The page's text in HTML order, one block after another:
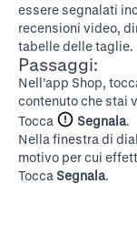
essere segnalati
recensioni video,
tabelle delle taglie.
Passaggi:
Nell’app Shop,
contenuto che stai
Tocca
Segnala.
Nella finestra di
motivo per cui
Tocca Segnala.